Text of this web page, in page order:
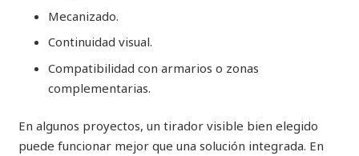
Mecanizado.
Continuidad visual.
Compatibilidad con armarios o zonas
complementarias.
En algunos proyectos, un tirador visible bien elegido
puede funcionar mejor que una solución integrada. En